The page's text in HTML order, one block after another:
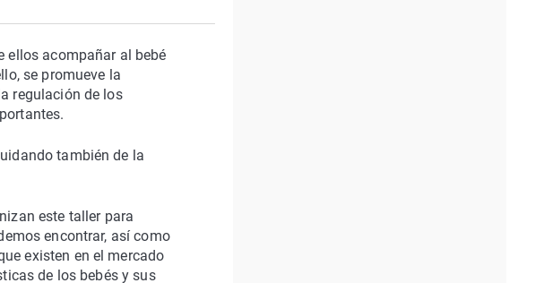
ellos acompañar al bebé
se promueve la
regulación de los
también de la
este taller para
encontrar, así como
existen en el mercado
de los bebés y sus